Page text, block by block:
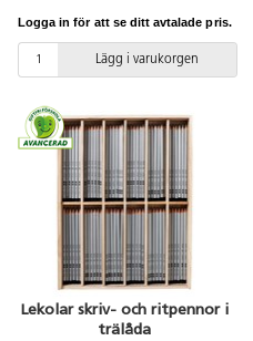
Logga in för att se ditt avtalade pris.
Lägg i varukorgen
Lekolar skriv- och ritpennor i
trälåda